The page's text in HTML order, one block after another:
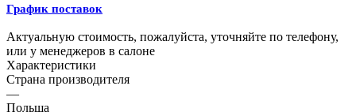
График поставок
Актуальную стоимость, пожалуйста, уточняйте по телефону,
или у менеджеров в салоне
Характеристики
Страна производителя
—
Польша